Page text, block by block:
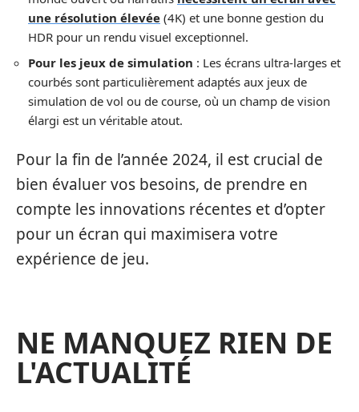
une résolution élevée (4K) et une bonne gestion du
HDR pour un rendu visuel exceptionnel.
Pour les jeux de simulation : Les écrans ultra-larges et
courbés sont particulièrement adaptés aux jeux de
simulation de vol ou de course, où un champ de vision
élargi est un véritable atout.
Pour la fin de l’année 2024, il est crucial de
bien évaluer vos besoins, de prendre en
compte les innovations récentes et d’opter
pour un écran qui maximisera votre
expérience de jeu.
NE MANQUEZ RIEN DE
L'ACTUALITÉ